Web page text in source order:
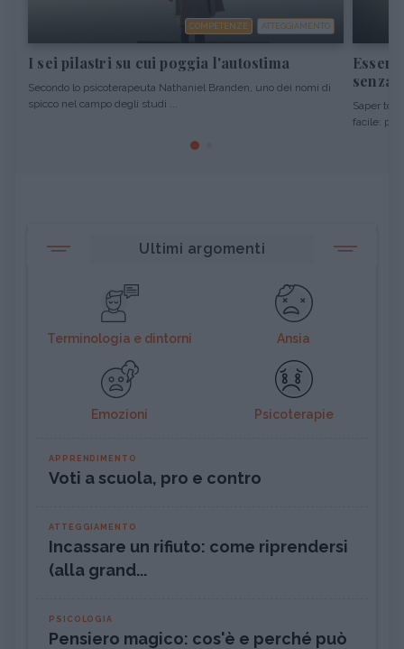
COMPETENZE ATTEGGIAMENTO
I sei pilastri su cui poggia l'autostima
Secondo lo psicoterapeuta Nathaniel Branden, uno dei nomi di
spicco nel campo degli studi ...
senza
Saper
facile: per
Ultimi argomenti
Terminologia e dintorni Ansia
Emozioni Psicoterapie
APPRENDIMENTO
Voti a scuola, pro e contro
ATTEGGIAMENTO
Incassare un rifiuto: come riprendersi
(alla grand...
PSICOLOGIA
Pensiero magico: cos'è e perché può